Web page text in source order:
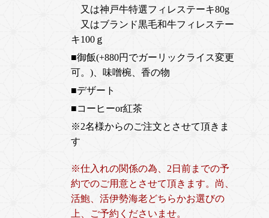
又は神戸牛特選フィレステーキ80g
又はブランド黒毛和牛フィレステー
キ100ｇ
■御飯(+880円でガーリックライス変更
可。)、味噌椀、香の物
■デザート
■コーヒーor紅茶
※2名様からのご注文とさせて頂きま
す
※仕入れの関係の為、2日前までの予
約でのご用意とさせて頂きます。尚、
活鮑、活伊勢海老どちらかお選びの
上、ご予約くださいませ。